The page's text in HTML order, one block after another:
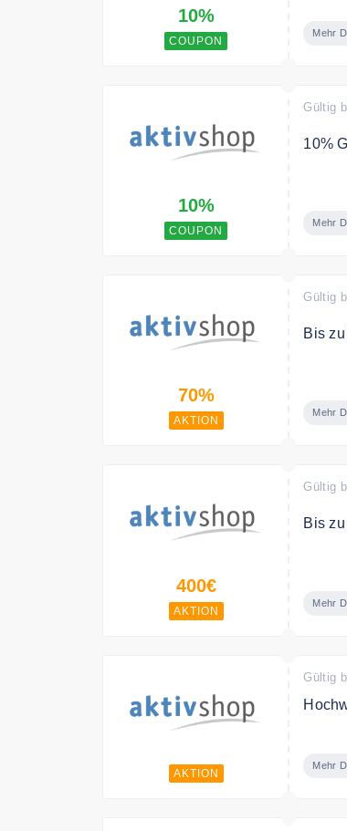
10%
COUPON
Mehr
10%
COUPON
Gültig
10%
Mehr
70%
AKTION
Gültig
Bis
Mehr
400€
AKTION
Gültig
Bis
Mehr
AKTION
Gültig
Mehr